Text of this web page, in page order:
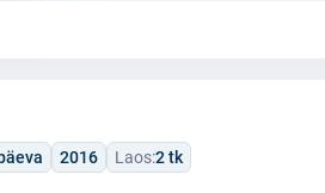
2016 Laos:2 tk